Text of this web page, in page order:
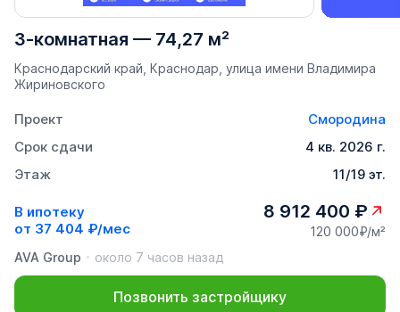
3-комнатная — 74,27 м²
Краснодарский край, Краснодар, улица имени Владимира
Жириновского
Проект
Смородина
Срок сдачи
4 кв. 2026 г.
Этаж
11/19 эт.
В ипотеку
от 37 404 ₽/мес
8 912 400 ₽
120 000₽/м²
AVA Group
около 7 часов назад
Позвонить застройщику